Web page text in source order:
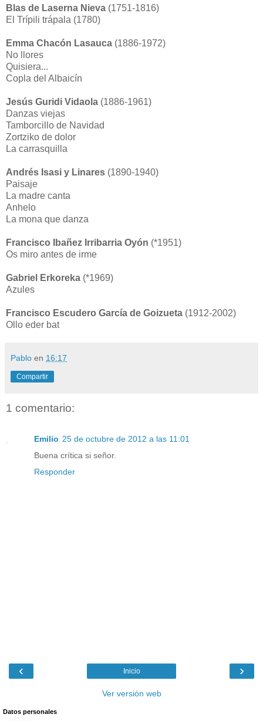
Blas de Laserna Nieva (1751-1816)
El Trípili trápala (1780)
Emma Chacón Lasauca (1886-1972)
No llores
Quisiera...
Copla del Albaicín
Jesús Guridi Vidaola (1886-1961)
Danzas viejas
Tamborcillo de Navidad
Zortziko de dolor
La carrasquilla
Andrés Isasi y Linares (1890-1940)
Paisaje
La madre canta
Anhelo
La mona que danza
Francisco Ibañez Irribarria Oyón (*1951)
Os miro antes de irme
Gabriel Erkoreka (*1969)
Azules
Francisco Escudero García de Goizueta (1912-2002)
Ollo eder bat
Pablo en 16:17
Compartir
1 comentario:
Emilio 25 de octubre de 2012 a las 11:01
Buena crítica si señor.
Responder
‹ ›
Inicio
Ver versión web
Datos personales